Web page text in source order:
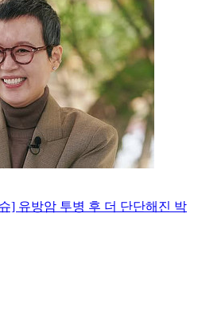
] 유방암 투병 후 더 단단해진 박